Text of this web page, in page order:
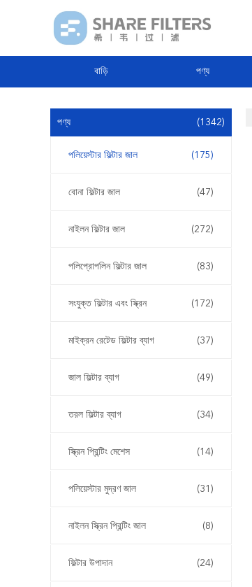
বাড়ি পণ্য
পণ্য (1342)
পলিয়েস্টার ফিল্টার জাল (175)
বোনা ফিল্টার জাল (47)
নাইলন ফিল্টার জাল (272)
পলিপ্রোপলিন ফিল্টার জাল (83)
সংযুক্ত ফিল্টার এবং স্ক্রিন (172)
মাইক্রন রেটেড ফিল্টার ব্যাগ (37)
জাল ফিল্টার ব্যাগ (49)
তরল ফিল্টার ব্যাগ (34)
স্ক্রিন প্রিন্টিং মেশেস (14)
পলিয়েস্টার মুদ্রণ জাল (31)
নাইলন স্ক্রিন প্রিন্টিং জাল (8)
ফিল্টার উপাদান (24)